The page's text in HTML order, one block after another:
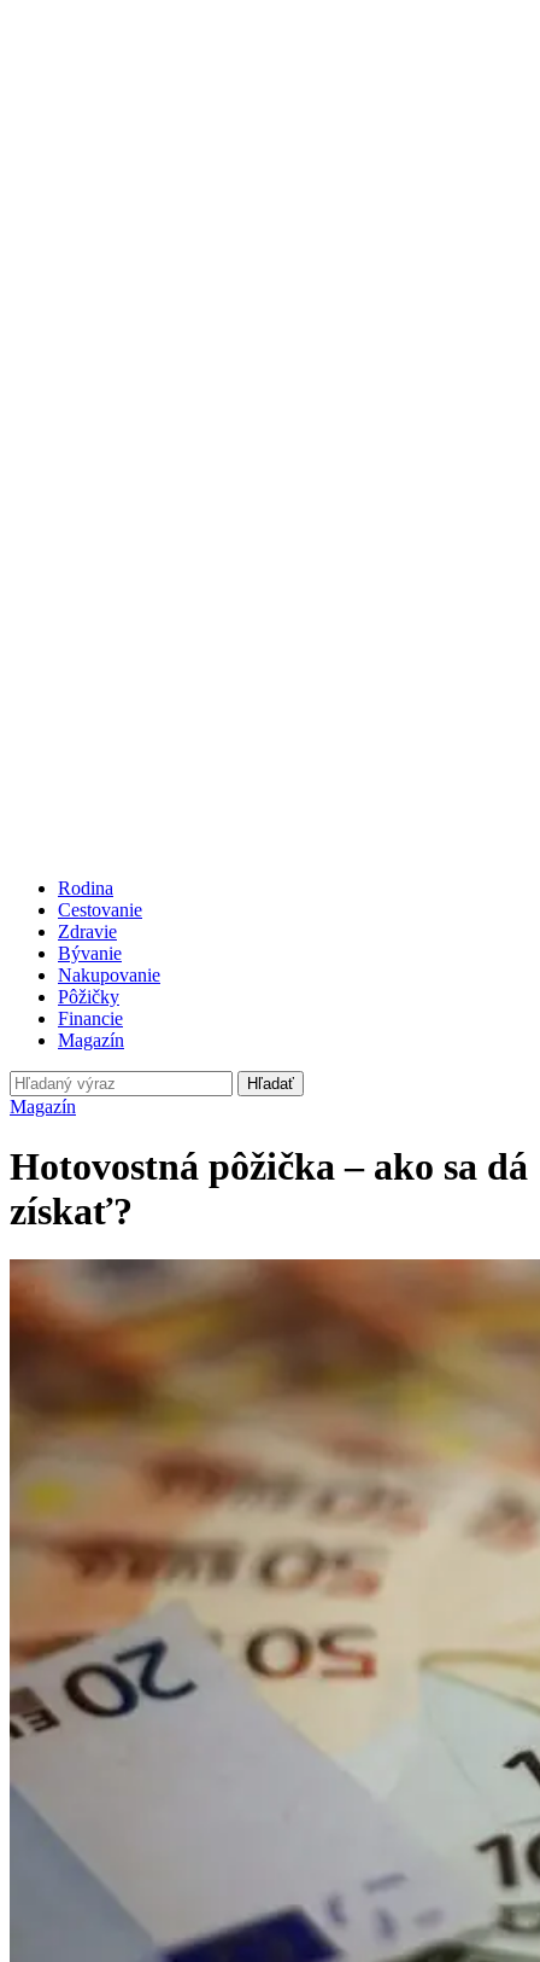
Rodina
Cestovanie
Zdravie
Bývanie
Nakupovanie
Pôžičky
Financie
Magazín
Hľadať
Magazín
Hotovostná pôžička – ako sa dá
získať?